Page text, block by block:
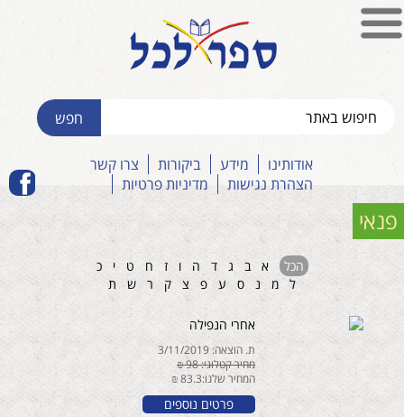
אודותינו מידע ביקורות
צרו קשר
הצהרת נגישות
מדיניות פרטיות
פנאי
הכל א ב ג ד ה ו ז ח ט י
כ
ל
מ נ ס ע פ צ ק ר ש ת
אחרי הנפילה
ת. הוצאה: 3/11/2019
מחיר קטלוגי: 98 ₪
המחיר שלנו:83.3 ₪
פרטים נוספים